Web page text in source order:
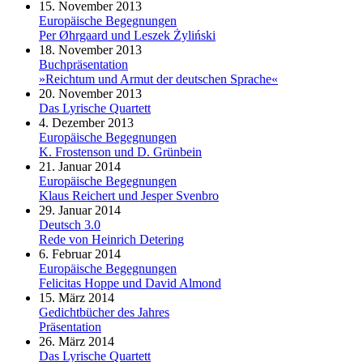
15. November 2013
Europäische Begegnungen
Per Øhrgaard und Leszek Żyliński
18. November 2013
Buchpräsentation
»Reichtum und Armut der deutschen Sprache«
20. November 2013
Das Lyrische Quartett
4. Dezember 2013
Europäische Begegnungen
K. Frostenson und D. Grünbein
21. Januar 2014
Europäische Begegnungen
Klaus Reichert und Jesper Svenbro
29. Januar 2014
Deutsch 3.0
Rede von Heinrich Detering
6. Februar 2014
Europäische Begegnungen
Felicitas Hoppe und David Almond
15. März 2014
Gedichtbücher des Jahres
Präsentation
26. März 2014
Das Lyrische Quartett